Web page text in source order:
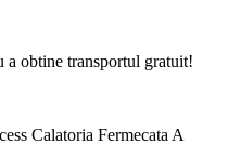
a obtine transportul gratuit!
Calatoria Fermecata A